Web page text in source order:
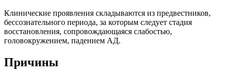
Клинические проявления складываются из предвестников,
бессознательного периода, за которым следует стадия
восстановления, сопровождающаяся слабостью,
головокружением, падением АД.
Причины